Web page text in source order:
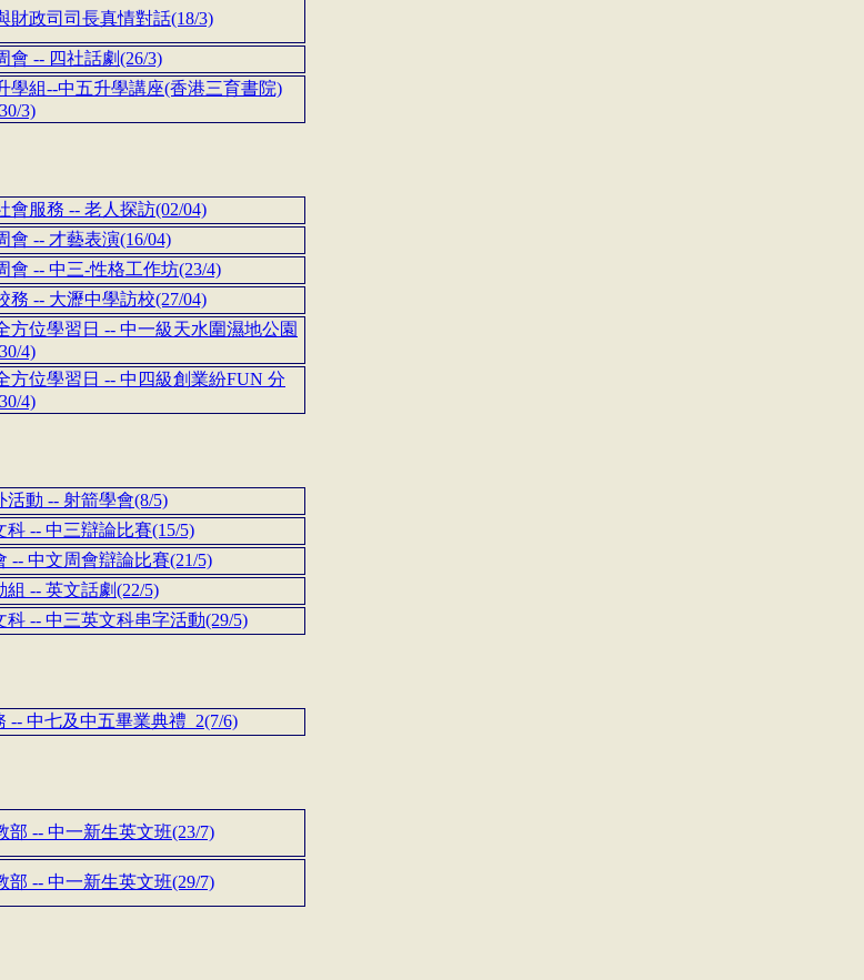
財政司司長真情對話(18/3)
會 -- 四社話劇(26/3)
學組--中五升學講座(香港三育書院)
3)
會服務 -- 老人探訪(02/04)
會 -- 才藝表演(16/04)
會 -- 中三-性格工作坊(23/4)
務 -- 大瀝中學訪校(27/04)
方位學習日 -- 中一級天水圍濕地公園
4)
方位學習日 -- 中四級創業紛FUN 分
4)
活動 -- 射箭學會(8/5)
科 -- 中三辯論比賽(15/5)
-- 中文周會辯論比賽(21/5)
組 -- 英文話劇(22/5)
科 -- 中三英文科串字活動(29/5)
-- 中七及中五畢業典禮_2(7/6)
部 -- 中一新生英文班(23/7)
部 -- 中一新生英文班(29/7)